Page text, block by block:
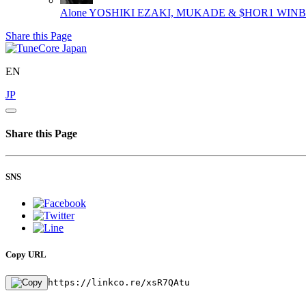
AloneYOSHIKI EZAKI, MUKADE & $HOR1
Share this Page
EN
JP
Share this Page
SNS
Copy URL
https://linkco.re/xsR7QAtu